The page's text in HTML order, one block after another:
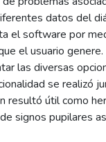
datos del
el software por
el usuario
las diversas
se realizó
resultó útil como
signos pupilares